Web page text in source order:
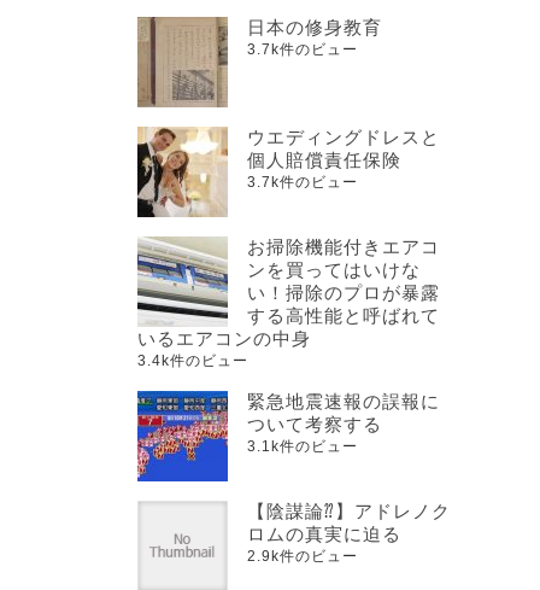
日本の修身教育
3.7k件のビュー
ウエディングドレスと
個人賠償責任保険
3.7k件のビュー
お掃除機能付きエアコ
ンを買ってはいけな
い！掃除のプロが暴露
する高性能と呼ばれて
いるエアコンの中身
3.4k件のビュー
緊急地震速報の誤報に
ついて考察する
3.1k件のビュー
【陰謀論⁇】アドレノク
ロムの真実に迫る
2.9k件のビュー